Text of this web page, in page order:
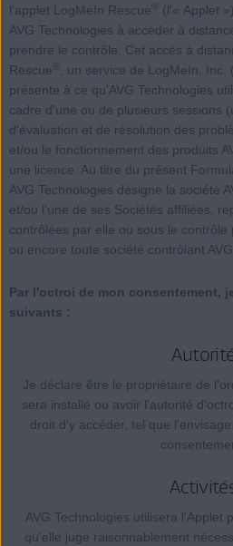
l'applet LogMeIn Rescue ®
(l'« Applet
AVG Technologies à accéder à
prendre le contrôle. Cet accès à
Rescue ®
, un service de LogMeIn,
présente à ce qu'AVG Technologies
cadre d'une ou de plusieurs sessions
d'évaluation et de résolution des
et/ou le fonctionnement des produits
une licence. Au titre du présent
AVG Technologies désigne la société
et/ou l'une de ses Sociétés affiliées,
contrôlées par elle ou sous le contrôle
ou encore toute société contrôlant
Par l'octroi de mon consentement,
suivants :
Je déclare être le propriétaire de
sera installé ou avoir l'autorité
droit d'y accéder, tel que
AVG Technologies utilisera l'Applet
qu'elle juge raisonnablement